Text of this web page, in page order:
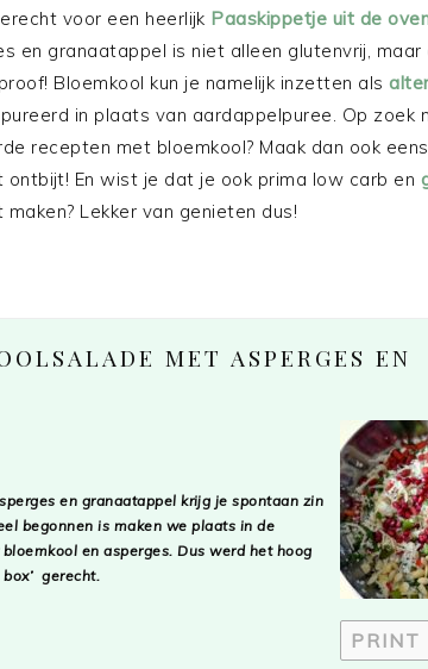
voor een heerlijk Paaskippetje uit de
en granaatappel is niet alleen glutenvrij, maar
Bloemkool kun je namelijk inzetten als
in plaats van aardappelpuree. Op zoek
recepten met bloemkool? Maak dan ook
ontbijt! En wist je dat je ook prima low carb en
maken? Lekker van genieten dus!
MET ASPERGES EN
PRINT
en granaatappel krijg je spontaan zin
begonnen is maken we plaats in de
en asperges. Dus werd het hoog
gerecht.